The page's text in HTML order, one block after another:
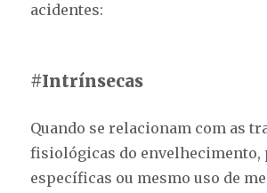
acidentes:
#Intrínsecas
Quando se relacionam com as
fisiológicas do envelhecimento,
específicas ou mesmo uso de